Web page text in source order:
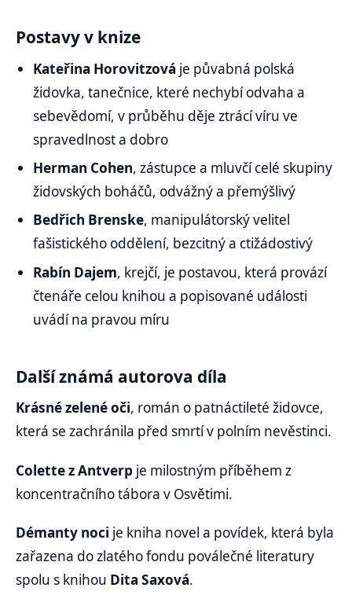
Postavy v knize
Kateřina Horovitzová je půvabná polská
židovka, tanečnice, které nechybí odvaha a
sebevědomí, v průběhu děje ztrácí víru ve
spravedlnost a dobro
Herman Cohen, zástupce a mluvčí celé skupiny
židovských boháčů, odvážný a přemýšlivý
Bedřich Brenske, manipulátorský velitel
fašistického oddělení, bezcitný a ctižádostivý
Rabín Dajem, krejčí, je postavou, která provází
čtenáře celou knihou a popisované události
uvádí na pravou míru
Další známá autorova díla
Krásné zelené oči, román o patnáctileté židovce,
která se zachránila před smrtí v polním nevěstinci.
Colette z Antverp je milostným příběhem z
koncentračního tábora v Osvětimi.
Démanty noci je kniha novel a povídek, která byla
zařazena do zlatého fondu poválečné literatury
spolu s knihou Dita Saxová.